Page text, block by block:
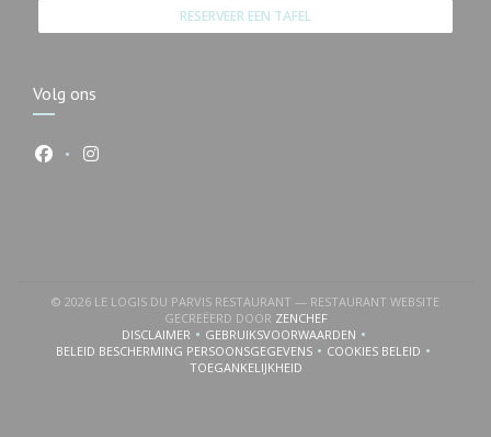
RESERVEER EEN TAFEL
Volg ons
Facebook ((opent in een nieuw venster))
Instagram ((opent in een nieuw venster))
© 2026 LE LOGIS DU PARVIS RESTAURANT — RESTAURANT WEBSITE
GECREËERD DOOR ZENCHEF((OPENT IN EEN NIEUW
DISCLAIMER((OPENT IN EEN NIEUW VENSTER))
GEBRUIKSVOORWAARDEN((OPENT IN EEN NIEUW VENSTER))
BELEID BESCHERMING PERSOONSGEGEVENS
((OPENT IN EEN NIEUW VENSTER))
COOKIES BELEID((OPENT IN EEN
TOEGANKELIJKHEID((OPENT IN EEN NIEUW VENSTER))